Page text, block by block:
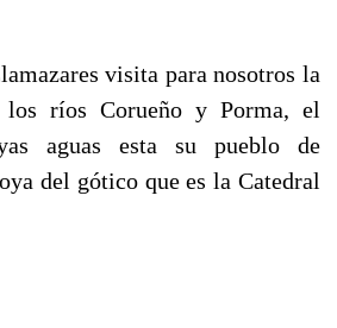
visita para nosotros la
los ríos Corueño y Porma, el
aguas esta su pueblo de
del gótico que es la Catedral